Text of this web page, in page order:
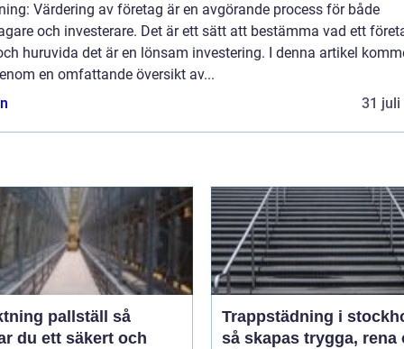
Värdering av företag är en avgörande process för både
och investerare. Det är ett sätt att bestämma vad ett
huruvida det är en lönsam investering. I denna artikel
en omfattande översikt av...
31 juli
pallställ så
du ett säkert och
Trappstädning i
så skapas trygga, rena